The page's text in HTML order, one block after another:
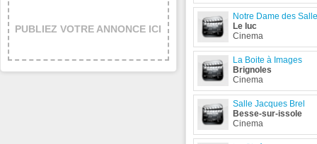
Notre Dame des
Le luc
Cinema
La Boite à Images
Brignoles
Cinema
Salle Jacques Brel
Besse-sur-issole
Cinema
PUBLIEZ VOTRE ANNONCE ICI